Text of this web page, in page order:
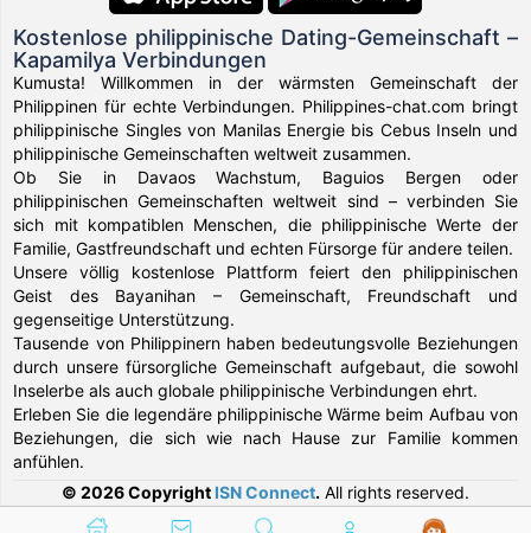
Kostenlose philippinische Dating-Gemeinschaft –
Kapamilya Verbindungen
Kumusta! Willkommen in der wärmsten Gemeinschaft der
Philippinen für echte Verbindungen. Philippines-chat.com bringt
philippinische Singles von Manilas Energie bis Cebus Inseln und
philippinische Gemeinschaften weltweit zusammen.
Ob Sie in Davaos Wachstum, Baguios Bergen oder
philippinischen Gemeinschaften weltweit sind – verbinden Sie
sich mit kompatiblen Menschen, die philippinische Werte der
Familie, Gastfreundschaft und echten Fürsorge für andere teilen.
Unsere völlig kostenlose Plattform feiert den philippinischen
Geist des Bayanihan – Gemeinschaft, Freundschaft und
gegenseitige Unterstützung.
Tausende von Philippinern haben bedeutungsvolle Beziehungen
durch unsere fürsorgliche Gemeinschaft aufgebaut, die sowohl
Inselerbe als auch globale philippinische Verbindungen ehrt.
Erleben Sie die legendäre philippinische Wärme beim Aufbau von
Beziehungen, die sich wie nach Hause zur Familie kommen
anfühlen.
© 2026 Copyright ISN Connect. All rights reserved.